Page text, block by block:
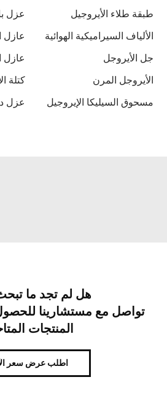
طبقة طلاء الأيروجيل
عزل
الألياف السيراميكية الهوائية
عازل
جل الأيروجل
عازل
الأيروجل المرن
كتلة
مسحوق السيليكا الإيروجيل
عزل
هل لم تجد ما
تواصل مع مستشارينا
المنتجات
اطلب عرض سعر